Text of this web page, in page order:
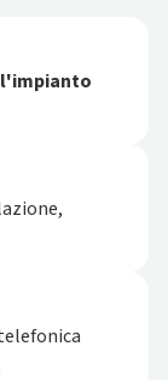
l'impianto